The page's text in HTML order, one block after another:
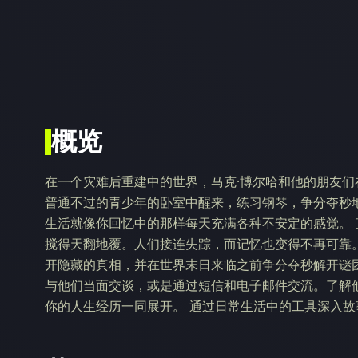
概览
在一个灾难后重建中的世界，马克·博尔哈和他的朋友
普通不过的青少年的卧室中醒来，练习钢琴，争分夺
生活就像你回忆中的那样每天充满各种不安定的感觉
搅得天翻地覆。人们接连失踪，而记忆也变得不再可
开隐藏的真相，并在世界末日来临之前争分夺秒解开
与他们当面交谈，或是通过短信和电子邮件交流。了
你的人生经历一同展开。 通过日常生活中的工具深入